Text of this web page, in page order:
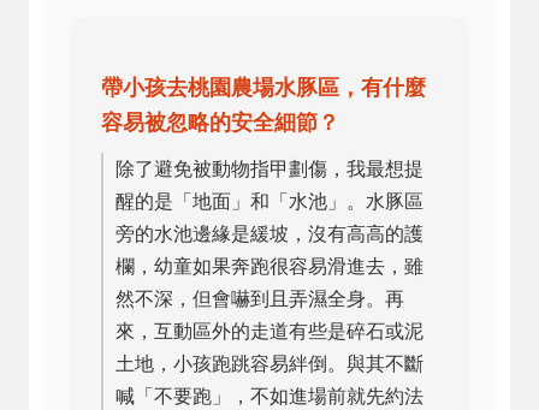
帶小孩去桃園農場水豚區，有什麼
容易被忽略的安全細節？
除了避免被動物指甲劃傷，我最想提
醒的是「地面」和「水池」。水豚區
旁的水池邊緣是緩坡，沒有高高的護
欄，幼童如果奔跑很容易滑進去，雖
然不深，但會嚇到且弄濕全身。再
來，互動區外的走道有些是碎石或泥
土地，小孩跑跳容易絆倒。與其不斷
喊「不要跑」，不如進場前就先約法